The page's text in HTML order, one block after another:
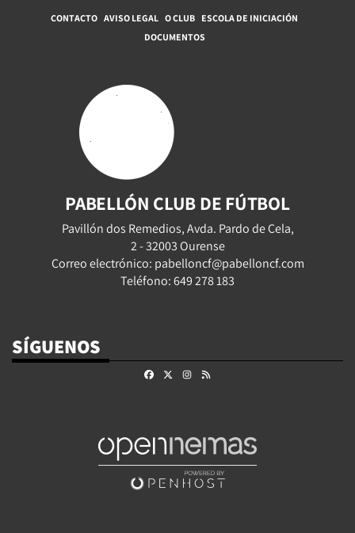
CONTACTO AVISO LEGAL O CLUB ESCOLA DE INICIACIÓN
DOCUMENTOS
PABELLÓN CLUB DE FÚTBOL
Pavillón dos Remedios, Avda. Pardo de Cela,
2 - 32003 Ourense
Correo electrónico: pabelloncf@pabelloncf.com
Teléfono: 649 278 183
SÍGUENOS
FacebookInstagram